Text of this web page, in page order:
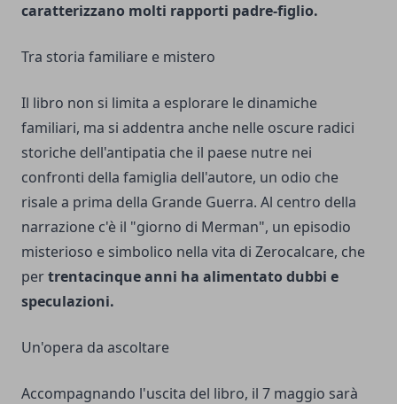
caratterizzano molti rapporti padre-figlio.
Tra storia familiare e mistero
Il libro non si limita a esplorare le dinamiche
familiari, ma si addentra anche nelle oscure radici
storiche dell'antipatia che il paese nutre nei
confronti della famiglia dell'autore, un odio che
risale a prima della Grande Guerra. Al centro della
narrazione c'è il "giorno di Merman", un episodio
misterioso e simbolico nella vita di Zerocalcare, che
pertrentacinque anni ha alimentato dubbi e
speculazioni.
Un'opera da ascoltare
Accompagnando l'uscita del libro, il 7 maggio sarà